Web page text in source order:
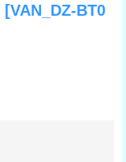
[VAN_DZ-BT0